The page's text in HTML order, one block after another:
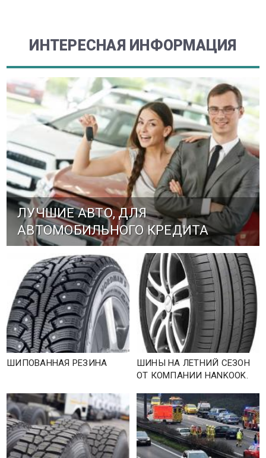
ИНТЕРЕСНАЯ ИНФОРМАЦИЯ
ЛУЧШИЕ АВТО, ДЛЯ
АВТОМОБИЛЬНОГО КРЕДИТА
ШИПОВАННАЯ РЕЗИНА
ШИНЫ НА ЛЕТНИЙ СЕЗОН
ОТ КОМПАНИИ HANKOOK.